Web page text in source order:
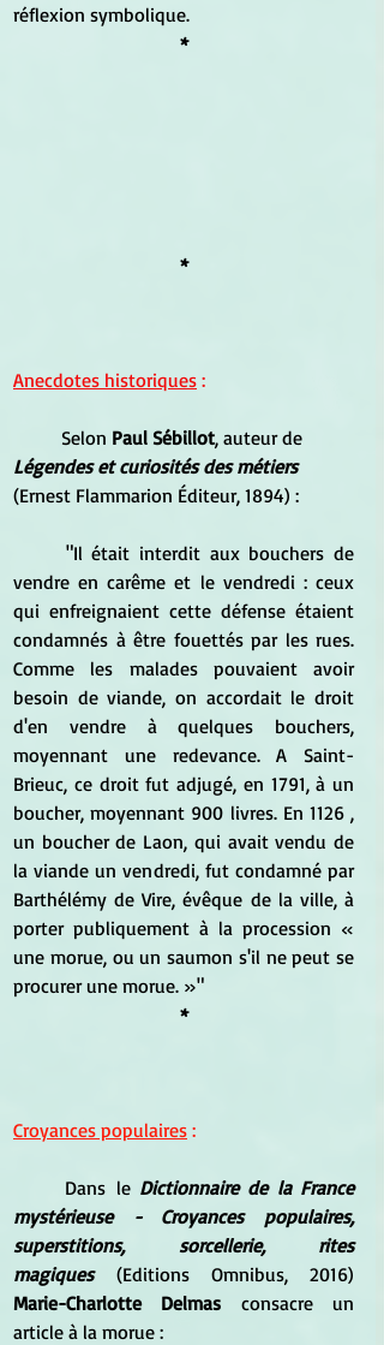
réflexion symbolique.
*
*
Anecdotes historiques :
	Selon
Paul Sébillot, auteur de
Légendes et curiosités des métiers
(Ernest Flammarion Éditeur, 1894) :
vendre en carême et le vendredi : ceux
qui enfreignaient cette défense étaient
condamnés à être fouettés par les rues.
Comme les malades pouvaient avoir
besoin de viande, on accordait le droit
d'en vendre à quelques bouchers,
moyennant une redevance. A Saint-
Brieuc, ce droit fut adjugé, en 1791, à un
boucher, moyennant 900 livres. En 1126 ,
un boucher de Laon, qui avait vendu de
la viande un vendredi, fut condamné par
Barthélémy de Vire, évêque de la ville, à
porter publiquement à la procession «
une morue, ou un saumon s'il ne peut se
procurer une morue. »"
*
Croyances populaires :
Dans le Dictionnaire de la France
mystérieuse - Croyances populaires,
superstitions, sorcellerie, rites
magiques
Marie-Charlotte Delmas consacre un
article à la morue :